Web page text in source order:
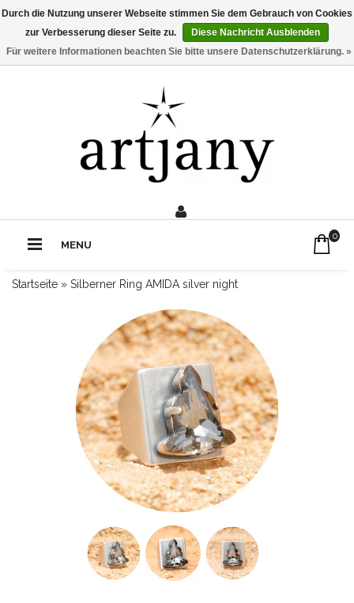
Rufe uns an:0211 - 210 310 2
MENU
0
Startseite » Silberner Ring AMIDA silver night
Durch die Nutzung unserer Webseite stimmen Sie dem Gebrauch von Cookies
zur Verbesserung dieser Seite zu.
Diese Nachricht Ausblenden
Für weitere Informationen beachten Sie bitte unsere Datenschutzerklärung. »